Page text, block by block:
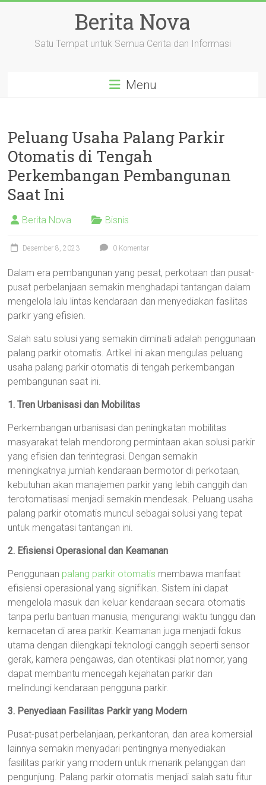
Berita Nova
Satu Tempat untuk Semua Cerita dan Informasi
Menu
Peluang Usaha Palang Parkir
Otomatis di Tengah
Perkembangan Pembangunan
Saat Ini
Berita Nova Bisnis
Desember 8, 2023 0 Komentar
Dalam era pembangunan yang pesat, perkotaan dan pusat-
pusat perbelanjaan semakin menghadapi tantangan dalam
mengelola lalu lintas kendaraan dan menyediakan fasilitas
parkir yang efisien.
Salah satu solusi yang semakin diminati adalah penggunaan
palang parkir otomatis. Artikel ini akan mengulas peluang
usaha palang parkir otomatis di tengah perkembangan
pembangunan saat ini.
1. Tren Urbanisasi dan Mobilitas
Perkembangan urbanisasi dan peningkatan mobilitas
masyarakat telah mendorong permintaan akan solusi parkir
yang efisien dan terintegrasi. Dengan semakin
meningkatnya jumlah kendaraan bermotor di perkotaan,
kebutuhan akan manajemen parkir yang lebih canggih dan
terotomatisasi menjadi semakin mendesak. Peluang usaha
palang parkir otomatis muncul sebagai solusi yang tepat
untuk mengatasi tantangan ini.
2. Efisiensi Operasional dan Keamanan
Penggunaan palang parkir otomatis membawa manfaat
efisiensi operasional yang signifikan. Sistem ini dapat
mengelola masuk dan keluar kendaraan secara otomatis
tanpa perlu bantuan manusia, mengurangi waktu tunggu dan
kemacetan di area parkir. Keamanan juga menjadi fokus
utama dengan dilengkapi teknologi canggih seperti sensor
gerak, kamera pengawas, dan otentikasi plat nomor, yang
dapat membantu mencegah kejahatan parkir dan
melindungi kendaraan pengguna parkir.
3. Penyediaan Fasilitas Parkir yang Modern
Pusat-pusat perbelanjaan, perkantoran, dan area komersial
lainnya semakin menyadari pentingnya menyediakan
fasilitas parkir yang modern untuk menarik pelanggan dan
pengunjung. Palang parkir otomatis menjadi salah satu fitur